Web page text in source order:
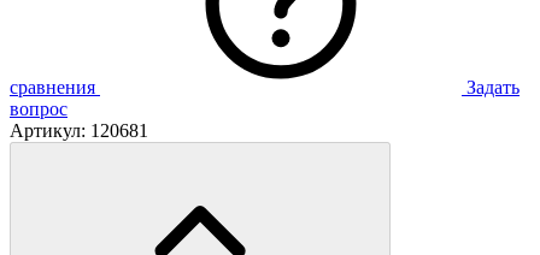
сравнения
Задать
вопрос
Артикул: 120681